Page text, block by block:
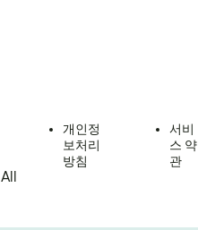
All
개인정
보처리
방침
서비
스 약
관